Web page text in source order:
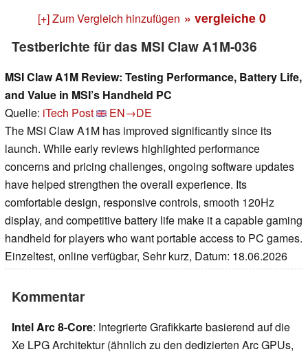
[+] Zum Vergleich hinzufügen » vergleiche 0
Testberichte für das MSI Claw A1M-036
MSI Claw A1M Review: Testing Performance, Battery Life,
and Value in MSI’s Handheld PC
Quelle: iTech Post
EN→DE
The MSI Claw A1M has improved significantly since its
launch. While early reviews highlighted performance
concerns and pricing challenges, ongoing software updates
have helped strengthen the overall experience. Its
comfortable design, responsive controls, smooth 120Hz
display, and competitive battery life make it a capable gaming
handheld for players who want portable access to PC games.
Einzeltest, online verfügbar, Sehr kurz, Datum: 18.06.2026
Kommentar
Intel Arc 8-Core: Integrierte Grafikkarte basierend auf die
Xe LPG Architektur (ähnlich zu den dedizierten Arc GPUs,